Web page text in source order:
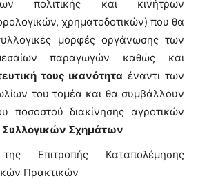
πολιτικής και κινήτρων
χρηματοδοτικών) που θα
μορφές οργάνωσης των
παραγωγών καθώς και
τους ικανότητα έναντι των
του τομέα και θα συμβάλλουν
ποσοστού διακίνησης αγροτικών
Συλλογικών Σχημάτων
της Επιτροπής Καταπολέμησης
Πρακτικών